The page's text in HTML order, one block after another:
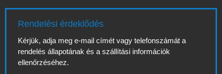
Rendelési érdeklődés
Kérjük, adja meg e-mail címét vagy telefonszámát a
rendelés állapotának és a szállítási információk
ellenőrzéséhez.